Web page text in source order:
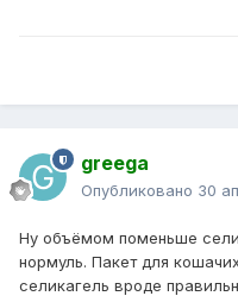
greega
Опубликовано 30
Ну объёмом поменьше
нормуль. Пакет для
селикагель вроде